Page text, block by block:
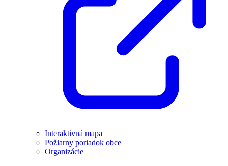
Interaktivná mapa
Požiarny poriadok obce
Organizácie